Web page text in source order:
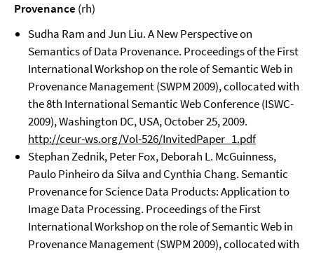
Provenance (rh)
Sudha Ram and Jun Liu. A New Perspective on
Semantics of Data Provenance. Proceedings of the First
International Workshop on the role of Semantic Web in
Provenance Management (SWPM 2009), collocated with
the 8th International Semantic Web Conference (ISWC-
2009), Washington DC, USA, October 25, 2009.
http://ceur-ws.org/Vol-526/InvitedPaper_1.pdf
Stephan Zednik, Peter Fox, Deborah L. McGuinness,
Paulo Pinheiro da Silva and Cynthia Chang. Semantic
Provenance for Science Data Products: Application to
Image Data Processing. Proceedings of the First
International Workshop on the role of Semantic Web in
Provenance Management (SWPM 2009), collocated with